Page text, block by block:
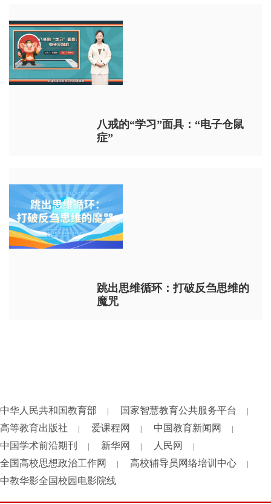
八戒的“学习”面具：“电子仓鼠
症”
跳出思维循环：打破反刍思维的
魔咒
中华人民共和国教育部 国家智慧教育公共服务平台
高等教育出版社 爱课程网 中国教育新闻网
中国学术前沿期刊 新华网 人民网
全国高校思想政治工作网 高校辅导员网络培训中心
中教华影全国校园电影院线